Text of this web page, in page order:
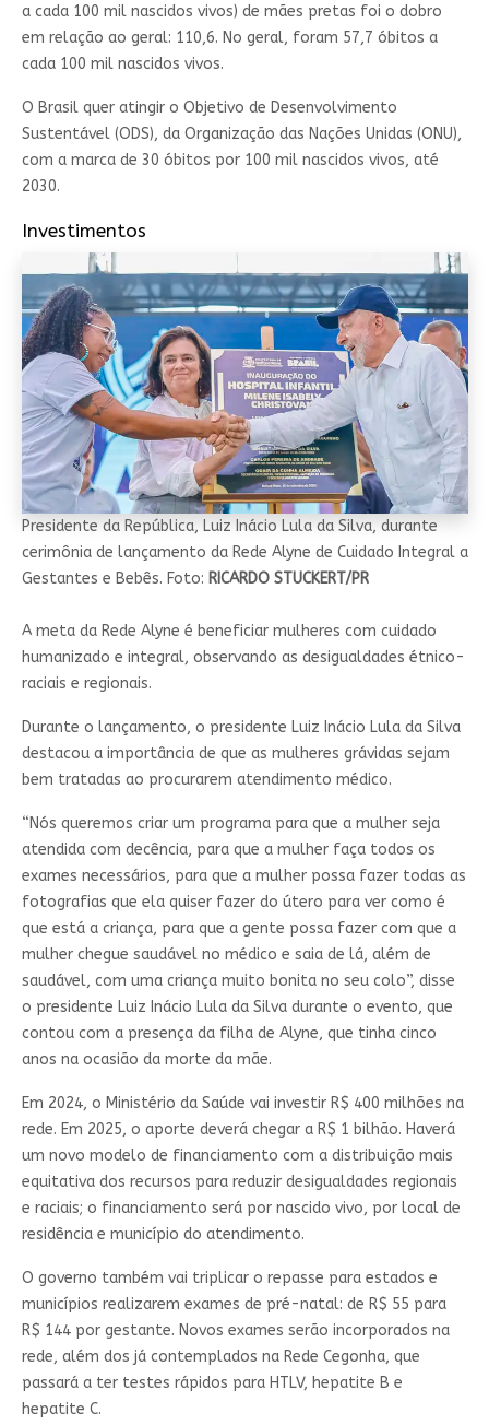
a cada 100 mil nascidos vivos) de mães pretas foi o dobro
em relação ao geral: 110,6. No geral, foram 57,7 óbitos a
cada 100 mil nascidos vivos.
O Brasil quer atingir o Objetivo de Desenvolvimento
Sustentável (ODS), da Organização das Nações Unidas (ONU),
com a marca de 30 óbitos por 100 mil nascidos vivos, até
2030.
Investimentos
Presidente da República, Luiz Inácio Lula da Silva, durante
cerimônia de lançamento da Rede Alyne de Cuidado Integral a
Gestantes e Bebês. Foto: RICARDO STUCKERT/PR
A meta da Rede Alyne é beneficiar mulheres com cuidado
humanizado e integral, observando as desigualdades étnico-
raciais e regionais.
Durante o lançamento, o presidente Luiz Inácio Lula da Silva
destacou a importância de que as mulheres grávidas sejam
bem tratadas ao procurarem atendimento médico.
“Nós queremos criar um programa para que a mulher seja
atendida com decência, para que a mulher faça todos os
exames necessários, para que a mulher possa fazer todas as
fotografias que ela quiser fazer do útero para ver como é
que está a criança, para que a gente possa fazer com que a
mulher chegue saudável no médico e saia de lá, além de
saudável, com uma criança muito bonita no seu colo”, disse
o presidente Luiz Inácio Lula da Silva durante o evento, que
contou com a presença da filha de Alyne, que tinha cinco
anos na ocasião da morte da mãe.
Em 2024, o Ministério da Saúde vai investir R$ 400 milhões na
rede. Em 2025, o aporte deverá chegar a R$ 1 bilhão. Haverá
um novo modelo de financiamento com a distribuição mais
equitativa dos recursos para reduzir desigualdades regionais
e raciais; o financiamento será por nascido vivo, por local de
residência e município do atendimento.
O governo também vai triplicar o repasse para estados e
municípios realizarem exames de pré-natal: de R$ 55 para
R$ 144 por gestante. Novos exames serão incorporados na
rede, além dos já contemplados na Rede Cegonha, que
passará a ter testes rápidos para HTLV, hepatite B e
hepatite C.